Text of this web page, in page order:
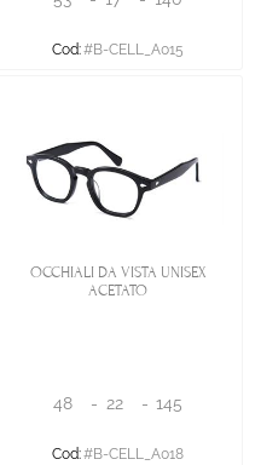
Cod:#B-CELL_A015
OCCHIALI DA VISTA UNISEX
ACETATO
48 - 22 - 145
Cod:#B-CELL_A018